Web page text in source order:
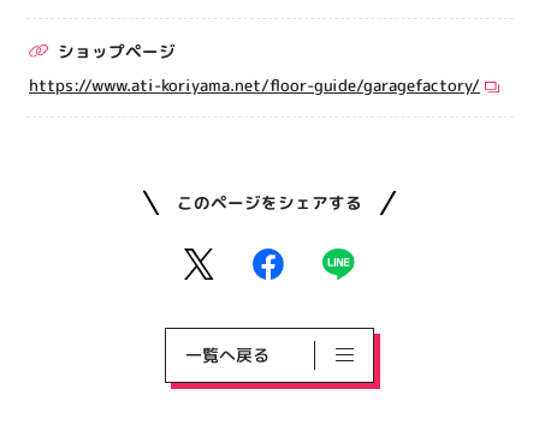
ショップページ
https://www.ati-koriyama.net/floor-guide/garagefactory/
このページをシェアする
一覧へ戻る